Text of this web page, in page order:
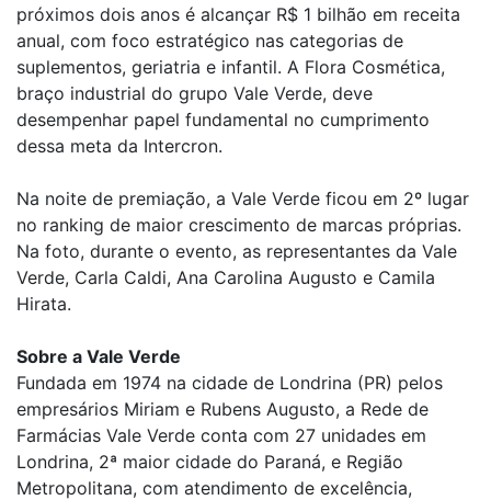
próximos dois anos é alcançar R$ 1 bilhão em receita
anual, com foco estratégico nas categorias de
suplementos, geriatria e infantil. A Flora Cosmética,
braço industrial do grupo Vale Verde, deve
desempenhar papel fundamental no cumprimento
dessa meta da Intercron.
Na noite de premiação, a Vale Verde ficou em 2º lugar
no ranking de maior crescimento de marcas próprias.
Na foto, durante o evento, as representantes da Vale
Verde, Carla Caldi, Ana Carolina Augusto e Camila
Hirata.
Sobre a Vale Verde
Fundada em 1974 na cidade de Londrina (PR) pelos
empresários Miriam e Rubens Augusto, a Rede de
Farmácias Vale Verde conta com 27 unidades em
Londrina, 2ª maior cidade do Paraná, e Região
Metropolitana, com atendimento de excelência,